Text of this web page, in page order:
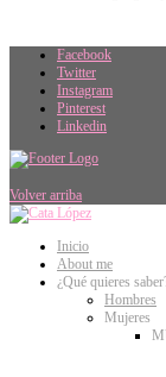
Facebook
Twitter
Instagram
Pinterest
Linkedin
Volver arriba
Inicio
About me
¿Qué quieres
Hombres
Mujeres